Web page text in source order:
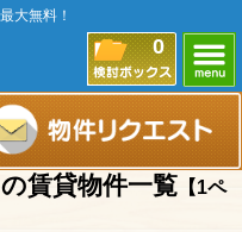
大無料！
0
賃貸物件一覧 【1ペ